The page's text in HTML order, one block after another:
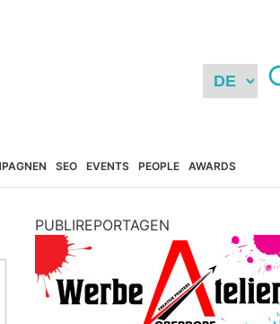
SEO EVENTS PEOPLE AWARDS
PUBLIREPORTAGEN